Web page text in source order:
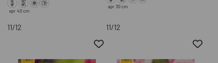
apr 40 cm
11/12
apr 30 cm
11/12